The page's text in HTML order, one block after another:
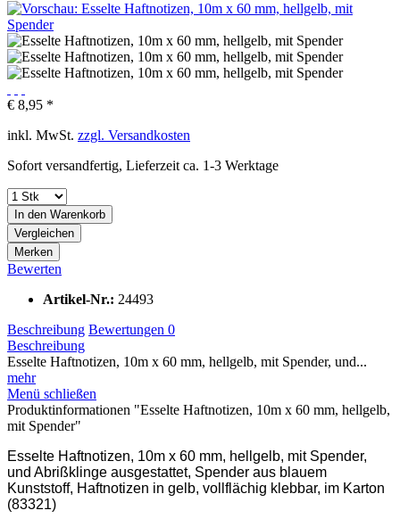
€ 8,95 *
inkl. MwSt. zzgl. Versandkosten
Sofort versandfertig, Lieferzeit ca. 1-3 Werktage
In den Warenkorb
Vergleichen
Merken
Bewerten
Artikel-Nr.: 24493
Beschreibung Bewertungen 0
Beschreibung
Esselte Haftnotizen, 10m x 60 mm, hellgelb, mit Spender, und...
mehr
Menü schließen
Produktinformationen "Esselte Haftnotizen, 10m x 60 mm, hellgelb,
mit Spender"
Esselte Haftnotizen, 10m x 60 mm, hellgelb, mit Spender,
und Abrißklinge ausgestattet, Spender aus blauem
Kunststoff, Haftnotizen in gelb, vollflächig klebbar, im Karton
(83321)